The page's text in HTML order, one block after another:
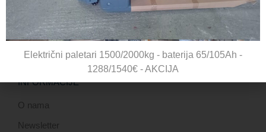
091 25 50 100 | 091 20 40 800 |
prodaja@delacco.hr
INFORMACIJE
O nama
Newsletter
Električni paletari 1500/2000kg - baterija 65/105Ah -
1288/1540€ - AKCIJA